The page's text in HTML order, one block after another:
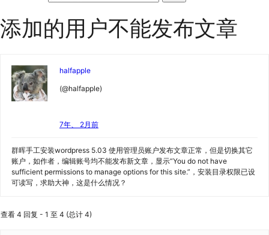
容
搜
论
坛
添加的用户不能发布文章
halfapple
(@halfapple)
7年、 2月前
群晖手工安装wordpress 5.03 使用管理员账户发布文章正常，但是切换其它
账户，如作者，编辑账号均不能发布新文章，显示“You do not have
sufficient permissions to manage options for this site.”，安装目录权限已设
可读写，求助大神，这是什么情况？
查看 4 回复 - 1 至 4 (总计 4)